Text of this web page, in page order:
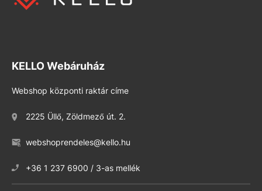
KELLO Webáruház
Webshop központi raktár címe
2225 Üllő, Zöldmező út. 2.
webshoprendeles@kello.hu
+36 1 237 6900 / 3-as mellék